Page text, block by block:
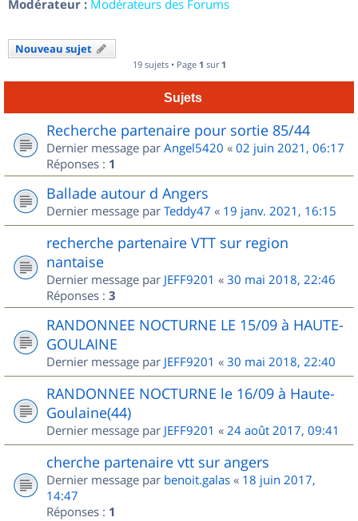
Modérateur : Modérateurs des Forums
Nouveau sujet
19 sujets • Page 1 sur 1
Sujets
Recherche partenaire pour sortie 85/44
Dernier message par Angel5420 « 02 juin 2021, 06:17
Réponses : 1
Ballade autour d Angers
Dernier message par Teddy47 « 19 janv. 2021, 16:15
recherche partenaire VTT sur region
nantaise
Dernier message par JEFF9201 « 30 mai 2018, 22:46
Réponses : 3
RANDONNEE NOCTURNE LE 15/09 à HAUTE-
GOULAINE
Dernier message par JEFF9201 « 30 mai 2018, 22:40
RANDONNEE NOCTURNE le 16/09 à Haute-
Goulaine(44)
Dernier message par JEFF9201 « 24 août 2017, 09:41
cherche partenaire vtt sur angers
Dernier message par benoit.galas « 18 juin 2017,
14:47
Réponses : 1